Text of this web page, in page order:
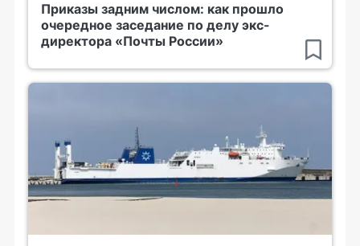
Приказы задним числом: как прошло
очередное заседание по делу экс-
директора «Почты России»